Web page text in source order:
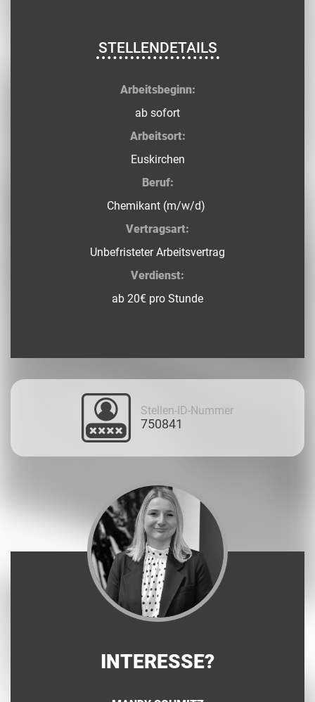
STELLENDETAILS
Arbeitsbeginn:
ab sofort
Arbeitsort:
Euskirchen
Beruf:
Chemikant (m/w/d)
Vertragsart:
Unbefristeter Arbeitsvertrag
Verdienst:
ab 20€ pro Stunde
Stellen-ID-Nummer
750841
INTERESSE?